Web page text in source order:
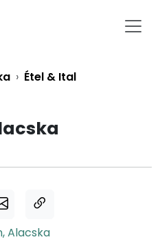
Étel & Ital
,Alacska